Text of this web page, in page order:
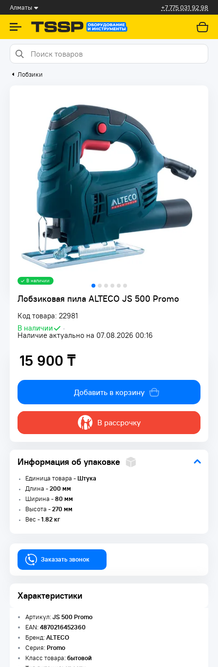
Алматы +7 775 031 92 98
Лобзики
Лобзиковая пила ALTECO JS 500 Promo
Код товара: 22981
В наличии
•
Наличие актуально на 07.08.2026 00:16
В наличии
15 900 ₸
15 900 ₸
Добавить в корзину
В рассрочку
Информация об упаковке
Единица товара -Штука
Длина -200 мм
Ширина -80 мм
Высота -270 мм
Вес -1.82 кг
Заказать звонок
Характеристики
Артикул:JS 500 Promo
EAN:4870216452360
Бренд:ALTECO
Серия:Promo
Класс товара:бытовой